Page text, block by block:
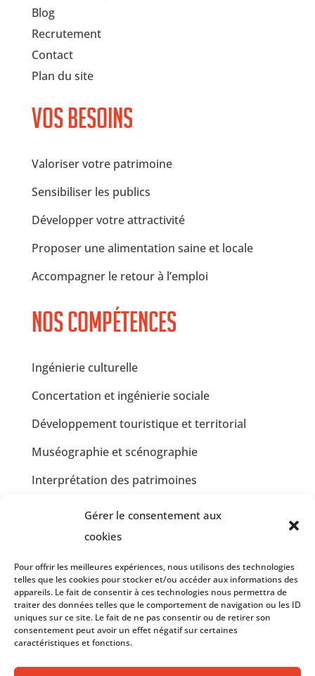
Gérer le consentement aux
cookies
Pour offrir les meilleures expériences, nous utilisons des technologies
telles que les cookies pour stocker et/ou accéder aux informations des
appareils. Le fait de consentir à ces technologies nous permettra de
traiter des données telles que le comportement de navigation ou les ID
uniques sur ce site. Le fait de ne pas consentir ou de retirer son
consentement peut avoir un effet négatif sur certaines
caractéristiques et fonctions.
Blog
Recrutement
Contact
Plan du site
Vos besoins
Valoriser votre patrimoine
Sensibiliser les publics
Développer votre attractivité
Proposer une alimentation saine et locale
Accompagner le retour à l’emploi
Nos compétences
Ingénierie culturelle
Concertation et ingénierie sociale
Développement touristique et territorial
Muséographie et scénographie
Interprétation des patrimoines
Communication et design graphique
Jardins partagés et Développement Durable
Insertion professionnelle en restauration
collective
Insertion professionnelle en communication et
graphisme